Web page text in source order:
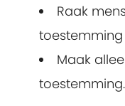
Raak
Maak
toestemming.